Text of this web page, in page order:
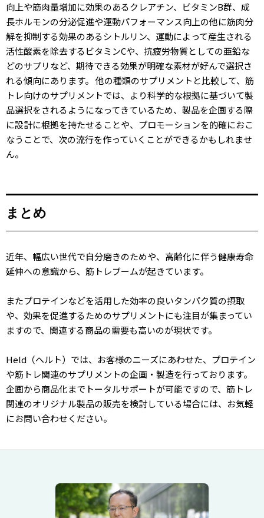
向上や筋肉量増加に効果のあるクレアチン、ビタミンB群、成
長ホルモンの分泌促進や運動パフォーマンス向上の他に筋肉分
解を抑制する効果のあるシトルリン、運動によって産生される
活性酸素を除去するビタミンCや、抗疲労物質としての亜鉛な
どのサプリなど、期待できる効果が明確な素材が好んで選択さ
れる傾向にあります。 他の種類のサプリメントと比較して、筋
トレ向けのサプリメントでは、より科学的な根拠に基づいて製
品選択をされるようになってきているため、製品を企画する際
に設計に根拠を持たせることや、プロモーションを的確におこ
なうことで、次の流行を作っていくことができるかもしれませ
ん。
まとめ
近年、幅広い世代で自分磨きのためや、高齢化に伴う健康寿命
延伸への意識から、筋トレブームが起きています。
またプロテインなどを活用した効率の良いタンパク質の摂取
や、効果を促進するためのサプリメントにも注目が集まってい
ますので、関連する商品の需要も高いのが現状です。
Held（ヘルト）では、お客様のニーズにあわせた、プロテイン
や筋トレ関連のサプリメントの企画・製造を行っております。
企画から商品化までトータルサポートが可能ですので、筋トレ
関連のオリジナル製品の販売を検討している場合には、お気軽
にお問い合わせください。